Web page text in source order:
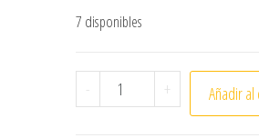
7 disponibles
- ANTITRANSPIRANTE
+ Añadir